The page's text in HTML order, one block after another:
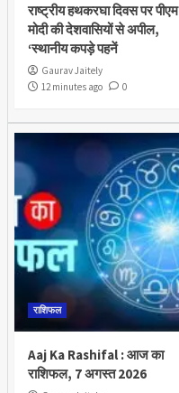
राष्ट्रीय हथकरघा दिवस पर पीएम
मोदी की देशवासियों से अपील,
‘स्थानीय कपड़े पहनें
Gaurav Jaitely
12 minutes ago
0
राशिफल
Aaj Ka Rashifal : आज का
राशिफल, 7 अगस्त 2026